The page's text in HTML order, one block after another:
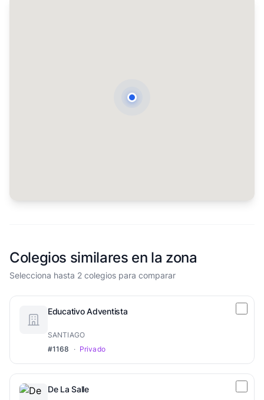
Colegios similares en la zona
Selecciona hasta 2 colegios para comparar
Educativo Adventista
SANTIAGO
#1168
· Privado
De La Salle